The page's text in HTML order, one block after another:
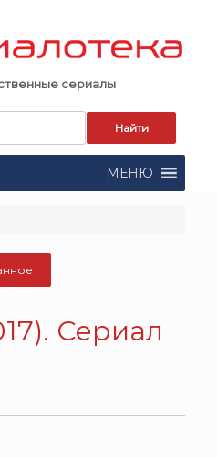
сериалы
МЕНЮ
Сериал